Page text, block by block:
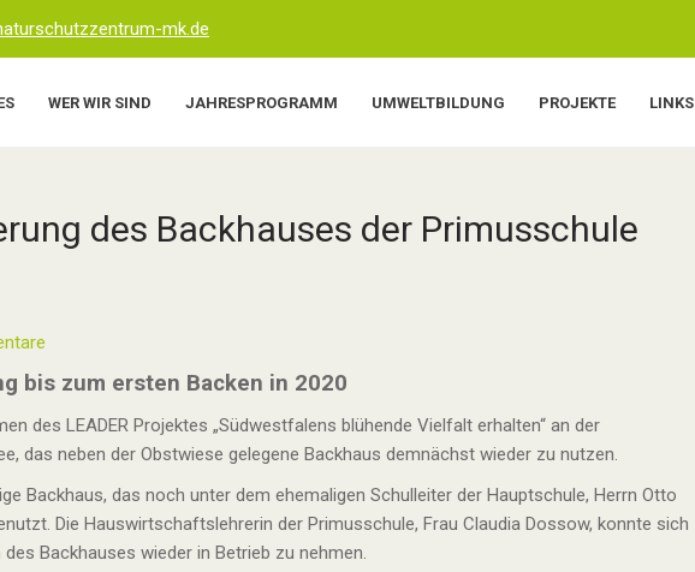
mk.de
WER WIR SIND JAHRESPROGRAMM UMWELTBILDUNG PROJEKTE LINKS
des Backhauses der Primusschule
bis zum ersten Backen in 2020
des LEADER Projektes „Südwestfalens blühende Vielfalt erhalten“ an der
das neben der Obstwiese gelegene Backhaus demnächst wieder zu nutzen.
Backhaus, das noch unter dem ehemaligen Schulleiter der Hauptschule, Herrn Otto
Die Hauswirtschaftslehrerin der Primusschule, Frau Claudia Dossow, konnte sich
Backhauses wieder in Betrieb zu nehmen.